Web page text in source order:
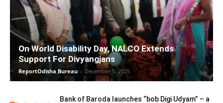
On World Disability Day, NALCO Extends
Support For Divyangjans
ReportOdisha Bureau - December 5, 2025
Bank of Baroda launches “bob Digi Udyam” – a